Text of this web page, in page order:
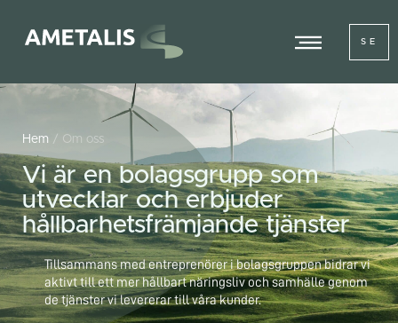
SE
Hem / Om oss
Vi är en bolagsgrupp som
utvecklar och erbjuder
hållbarhetsfrämjande tjänster
Tillsammans med entreprenörer i bolagsgruppen bidrar vi
aktivt till ett mer hållbart näringsliv och samhälle genom
de tjänster vi levererar till våra kunder.